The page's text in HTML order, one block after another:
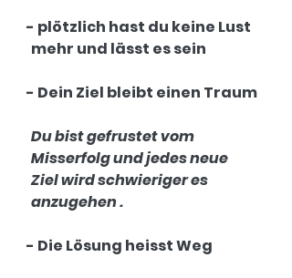
- plötzlich hast du keine Lust
  mehr und lässt es sein
- Dein Ziel bleibt einen Traum
Du bist gefrustet vom
  Misserfolg und jedes neue
  Ziel wird schwieriger es
  anzugehen .
- Die Lösung heisst Weg